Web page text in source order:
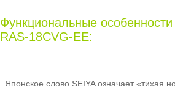
Функциональные
RAS-18CVG-EE:
Японское слово SEIYA означает «тихая